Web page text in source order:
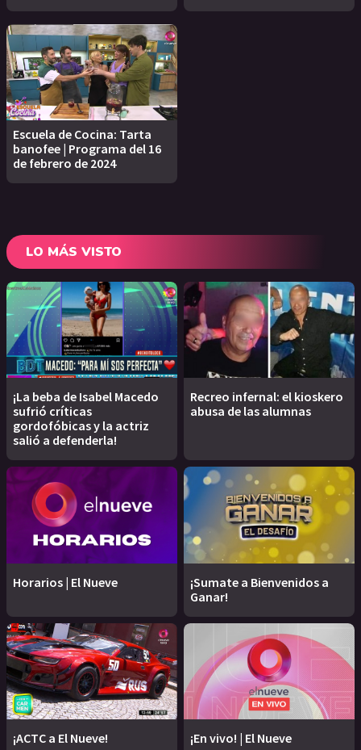
Escuela de Cocina: Tarta
banofee | Programa del 16
de febrero de 2024
LO MÁS VISTO
¡La beba de Isabel Macedo
sufrió críticas
gordofóbicas y la actriz
salió a defenderla!
Recreo infernal: el kioskero
abusa de las alumnas
Horarios | El Nueve
¡Sumate a Bienvenidos a
Ganar!
¡ACTC a El Nueve! ¡En vivo! | El Nueve